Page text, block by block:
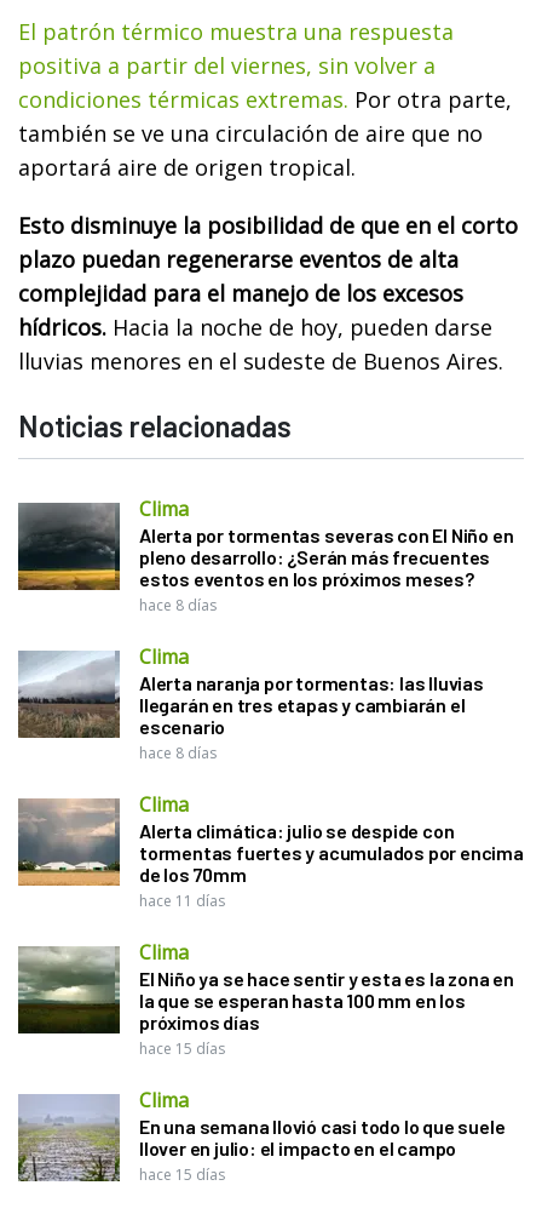
El patrón térmico muestra una respuesta
positiva a partir del viernes, sin volver a
condiciones térmicas extremas. Por otra parte,
también se ve una circulación de aire que no
aportará aire de origen tropical.
Esto disminuye la posibilidad de que en el corto
plazo puedan regenerarse eventos de alta
complejidad para el manejo de los excesos
hídricos. Hacia la noche de hoy, pueden darse
lluvias menores en el sudeste de Buenos Aires.
Noticias relacionadas
Clima
Alerta por tormentas severas con El Niño en
pleno desarrollo: ¿Serán más frecuentes
estos eventos en los próximos meses?
hace 8 días
Clima
Alerta naranja por tormentas: las lluvias
llegarán en tres etapas y cambiarán el
escenario
hace 8 días
Clima
Alerta climática: julio se despide con
tormentas fuertes y acumulados por encima
de los 70mm
hace 11 días
Clima
El Niño ya se hace sentir y esta es la zona en
la que se esperan hasta 100 mm en los
próximos días
hace 15 días
Clima
En una semana llovió casi todo lo que suele
llover en julio: el impacto en el campo
hace 15 días